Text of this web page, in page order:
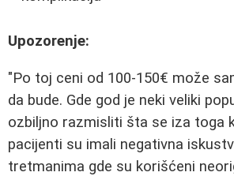
Upozorenje:
"Po toj ceni od 100-150€ može
da bude. Gde god je neki veliki
ozbiljno razmisliti šta se iza toga
pacijenti su imali negativna
tretmanima gde su korišćeni